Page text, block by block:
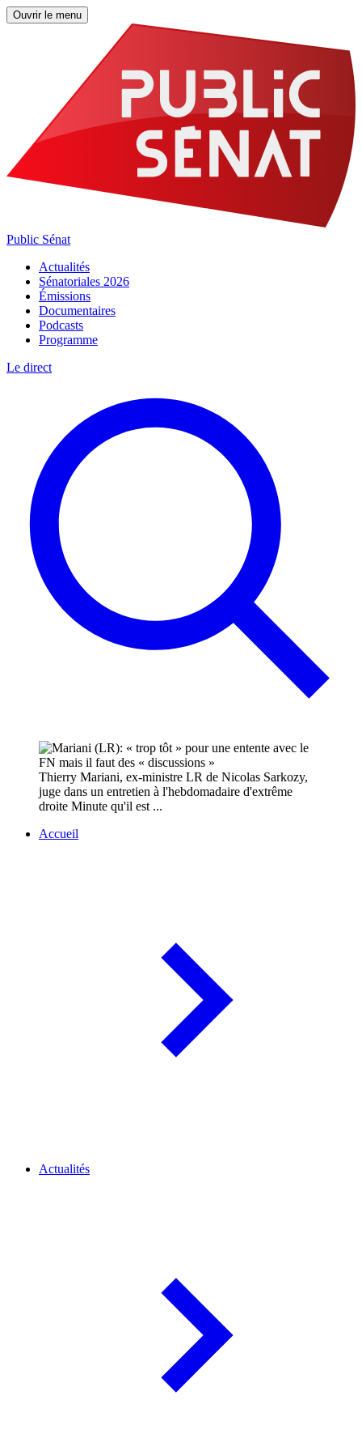
Ouvrir le menu
Public Sénat
Actualités
Sénatoriales 2026
Émissions
Documentaires
Podcasts
Programme
Le direct
Thierry Mariani, ex-ministre LR de Nicolas Sarkozy,
juge dans un entretien à l'hebdomadaire d'extrême
droite Minute qu'il est ...
Accueil
Actualités